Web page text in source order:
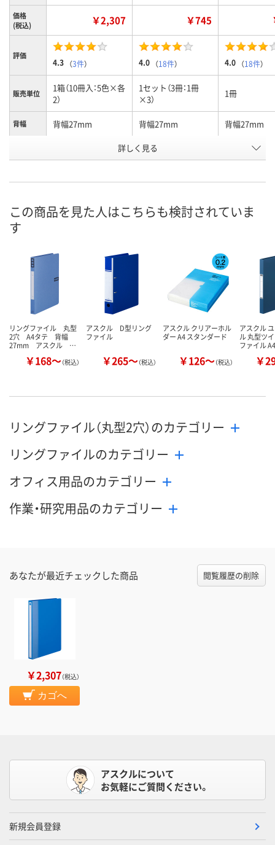
価格
(税込)
￥2,307 ￥745
評価
4.3 （3件） 4.0 （18件） 4.0 （18件）
販売単位
1箱（10冊入：5色×各
2）
1セット（3冊：1冊
×3）
1冊
背幅 背幅27mm 背幅27mm 背幅27mm
イエロー イエロー
号
お届け日
カゴへ
数量
詳しく見る
この商品を見た人はこちらも検討されていま
す
リングファイル 丸型
2穴 A4タテ 背幅
27mm アスクル …
￥168～（税込）
アスクル D型リング
ファイル
￥265～（税込）
アスクル クリアーホル
ダー A4 スタンダード
￥126～（税込）
アスクル
ル 丸型ツ
ファイル
￥
リングファイル（丸型2穴）のカテゴリー
リングファイルのカテゴリー
オフィス用品のカテゴリー
作業・研究用品のカテゴリー
あなたが最近チェックした商品 閲覧履歴の削除
￥2,307（税込）
カゴへ
アスクルについて
お気軽にご質問ください。
新規会員登録